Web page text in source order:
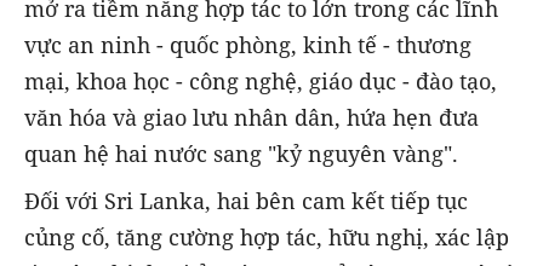
mở ra tiềm năng hợp tác to lớn trong các lĩnh
vực an ninh - quốc phòng, kinh tế - thương
mại, khoa học - công nghệ, giáo dục - đào tạo,
văn hóa và giao lưu nhân dân, hứa hẹn đưa
quan hệ hai nước sang "kỷ nguyên vàng".
Đối với Sri Lanka, hai bên cam kết tiếp tục
củng cố, tăng cường hợp tác, hữu nghị, xác lập